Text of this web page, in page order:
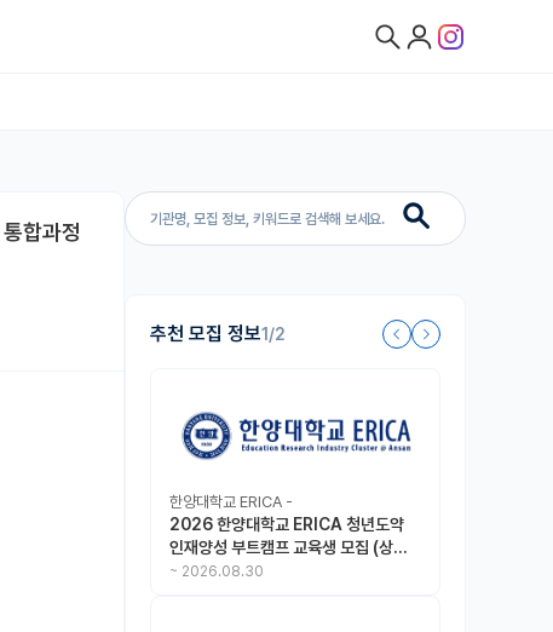
추천 모집 정보1/2
한양대학교 ERICA -
2026 한양대학교 ERICA 청년도약
인재양성 부트캠프 교육생 모집 (상시
모집 중, 1차 마감 : ~8.30)
~ 2026.08.30
합과정